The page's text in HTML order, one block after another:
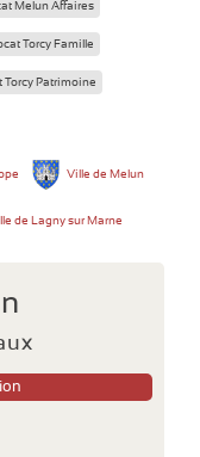
Melun Affaires
Torcy Famille
Torcy Patrimoine
Ville de Melun
de Lagny sur Marne